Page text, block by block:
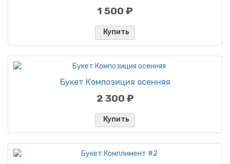
1 500 ₽
Купить
Букет Композиция осенняя
2 300 ₽
Купить